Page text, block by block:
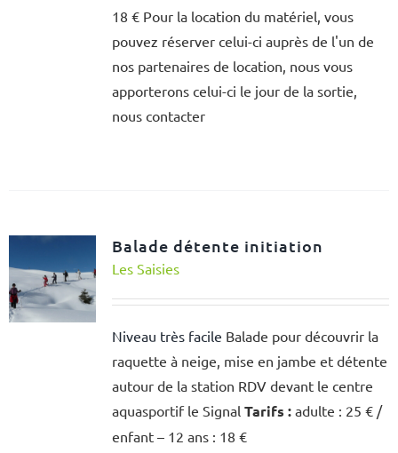
18 € Pour la location du matériel, vous
pouvez réserver celui-ci auprès de l'un de
nos partenaires de location, nous vous
apporterons celui-ci le jour de la sortie,
nous contacter
Balade détente initiation
Les Saisies
Niveau très facile Balade pour découvrir la
raquette à neige, mise en jambe et détente
autour de la station RDV devant le centre
aquasportif le Signal Tarifs :adulte : 25 € /
enfant – 12 ans : 18 €